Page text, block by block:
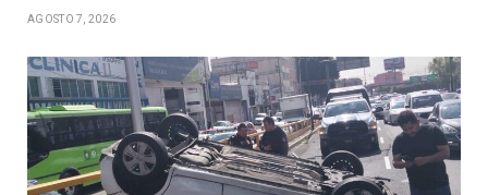
AGOSTO 7, 2026